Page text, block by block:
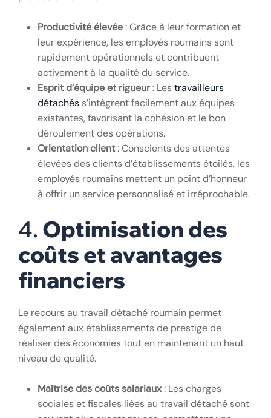
Productivité élevée: Grâce à leur formation et
leur expérience, les employés roumains sont
rapidement opérationnels et contribuent
activement à la qualité du service.
Esprit d’équipe et rigueur: Lestravailleurs
détachés s’intègrent facilement aux équipes
existantes, favorisant la cohésion et le bon
déroulement des opérations.
Orientation client: Conscients des attentes
élevées des clients d’établissements étoilés, les
employés roumains mettent un point d’honneur
à offrir un service personnalisé et irréprochable.
4. Optimisation des
coûts et avantages
financiers
Le recours au travail détaché roumain permet
également aux établissements de prestige de
réaliser des économies tout en maintenant un haut
niveau de qualité.
Maîtrise des coûts salariaux: Les charges
sociales et fiscales liées au travail détaché sont